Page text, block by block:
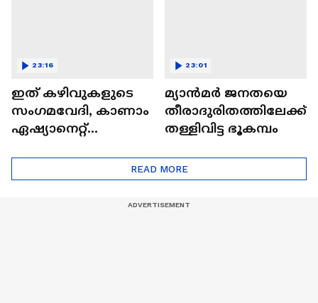
ഇത് കഴിവുകളുടെ
സംഗമവേദി, കാണാം
ഏഷ്യാനെറ്റ്
23:16
മ്യാൻമർ ജനതയെ
തീരാദുരിതത്തിലേക്ക്
തള്ളിവിട്ട ഭൂകമ്പം
23:01
READ MORE